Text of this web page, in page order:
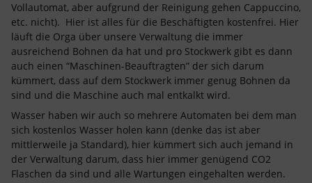
Vollautomat, aber aufgrund der Reinigung gehen Cappuccino,
etc. nicht). Hier ist alles für die Beschäftigten kostenfrei. Hier
läuft die Orga über unsere Verwaltung die immer
ausreichend Bohnen da hat und pro Stockwerk gibt es dann
auch einen “Maschinen-Beauftragten” der sich darum
kümmert, dass auf dem Stockwerk immer genug Bohnen da
sind und die Maschine auch mal entkalkt wird.
Wasser haben wir auch so mehrere Automaten bei dem man
sich kostenlos Wasser holen kann (denke das ist aber
mittlerweile ja Standard), hier kümmert sich auch jemand in
der Verwaltung darum, dass hier immer genügend CO2
Flaschen da sind und alle Wartungen eingehalten werden.